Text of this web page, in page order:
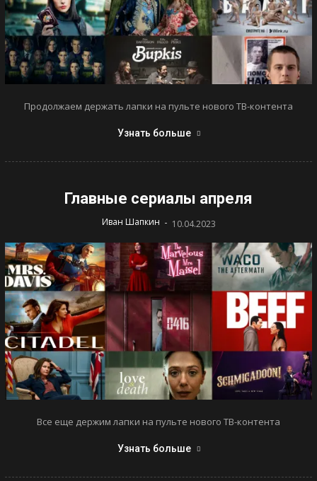
Продолжаем держать лапки на пульте нового ТВ-контента
Узнать больше
Главные сериалы апреля
Иван Шапкин - 10.04.2023
Все еще держим лапки на пульте нового ТВ-контента
Узнать больше